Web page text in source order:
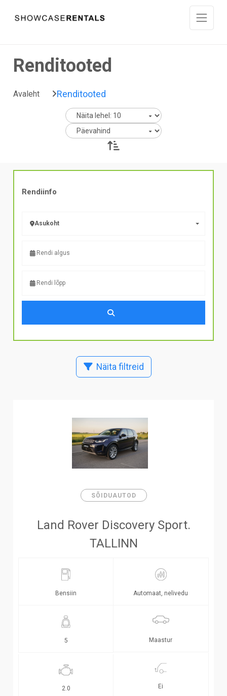
Renditooted
Avaleht Renditooted
SÕIDUAUTOD
Land Rover Discovery Sport.
TALLINN
Bensiin Automaat, nelivedu
5 Maastur
2.0 Ei
Rendiinfo
Asukoht
Näita filtreid